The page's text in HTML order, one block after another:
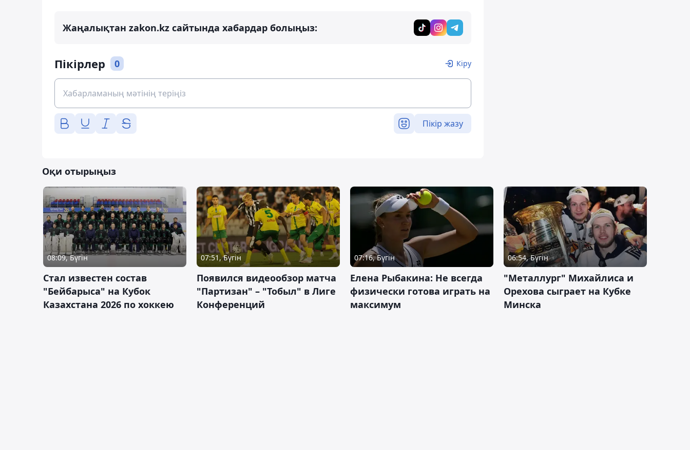
Жаңалықтан zakon.kz сайтында хабардар болыңыз:
Пікірлер 0 Кіру
Пікір жазу
Оқи отырыңыз
08:09, Бүгін
Стал известен состав
"Бейбарыса" на Кубок
Казахстана 2026 по хоккею
07:51, Бүгін
Появился видеообзор матча
"Партизан" – "Тобыл" в Лиге
Конференций
07:16, Бүгін
Елена Рыбакина: Не всегда
физически готова играть на
максимум
06:54, Бүгін
"Металлург" Михайлиса и
Орехова сыграет на Кубке
Минска